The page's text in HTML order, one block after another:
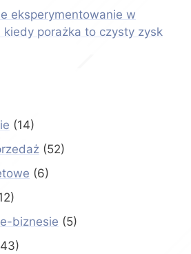
eksperymentowanie w
kiedy porażka to czysty zysk
(14)
(52)
(6)
biznesie (5)